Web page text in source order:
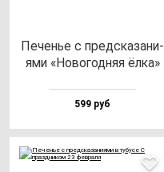
Печенье с пред­ска­за­ни­
ями «Ново­год­няя ёл­ка»
599 руб